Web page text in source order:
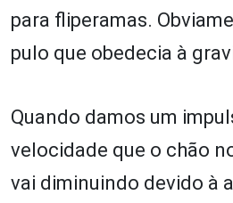
para fliperamas.
pulo que obedecia à
Quando damos um
velocidade que o chão
vai diminuindo devido à